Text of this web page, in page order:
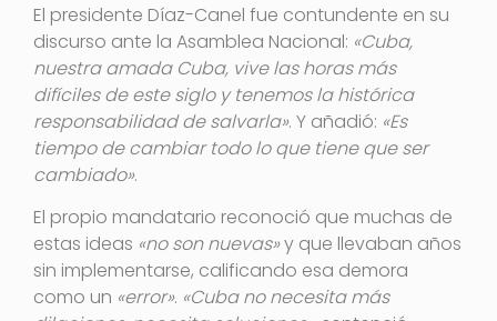
El presidente Díaz-Canel fue contundente en su
discurso ante la Asamblea Nacional: «Cuba,
nuestra amada Cuba, vive las horas más
difíciles de este siglo y tenemos la histórica
responsabilidad de salvarla». Y añadió: «Es
tiempo de cambiar todo lo que tiene que ser
cambiado».
El propio mandatario reconoció que muchas de
estas ideas «no son nuevas»y que llevaban años
sin implementarse, calificando esa demora
como un «error». «Cuba no necesita más